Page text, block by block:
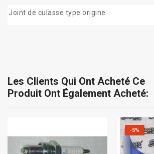
Joint de culasse type origine
Les Clients Qui Ont Acheté Ce
Produit Ont Également Acheté:
-5%